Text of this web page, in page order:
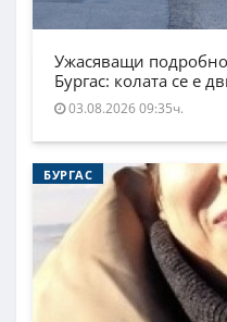
Ужасяващи
Бургас: колата се е
03.08.2026 09:35ч.
БУРГАС